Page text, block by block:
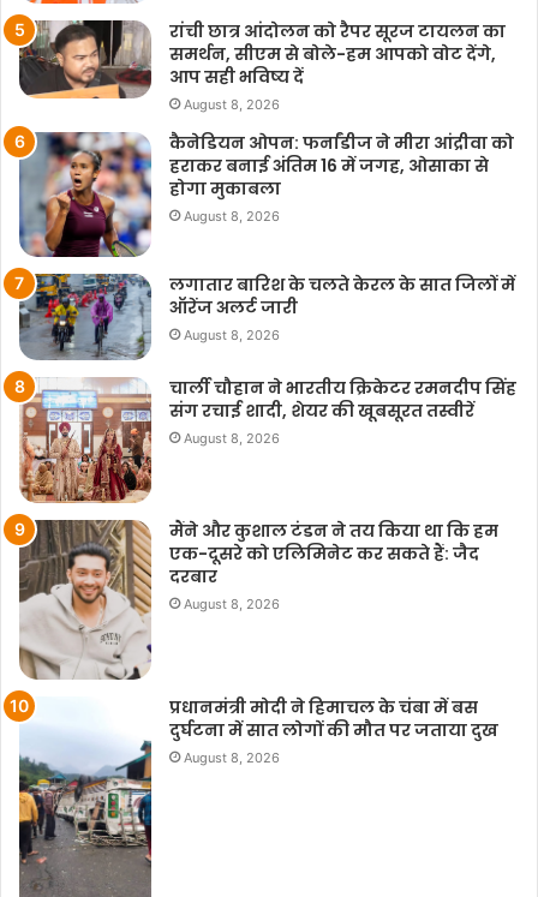
रांची छात्र आंदोलन को रैपर सूरज टायलन का
समर्थन, सीएम से बोले-हम आपको वोट देंगे,
आप सही भविष्य दें
August 8, 2026
कैनेडियन ओपन: फर्नांडीज ने मीरा आंद्रीवा को
हराकर बनाई अंतिम 16 में जगह, ओसाका से
होगा मुकाबला
August 8, 2026
लगातार बारिश के चलते केरल के सात जिलों में
ऑरेंज अलर्ट जारी
August 8, 2026
चार्ली चौहान ने भारतीय क्रिकेटर रमनदीप सिंह
संग रचाई शादी, शेयर की खूबसूरत तस्वीरें
August 8, 2026
मैंने और कुशाल टंडन ने तय किया था कि हम
एक-दूसरे को एलिमिनेट कर सकते हैं: जैद
दरबार
August 8, 2026
प्रधानमंत्री मोदी ने हिमाचल के चंबा में बस
दुर्घटना में सात लोगों की मौत पर जताया दुख
August 8, 2026